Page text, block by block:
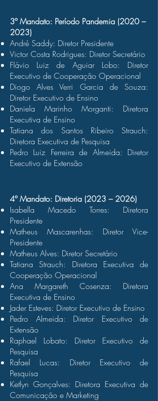
3º Mandato: Período Pandemia (2020 –
2023)
André Saddy: Diretor Presidente
Victor Costa Rodrigues: Diretor Secretário
Flávio Luiz de Aguiar Lobo: Diretor
Executivo de Cooperação Operacional
Diogo Alves Verri Garcia de Souza:
Diretor Executivo de Ensino
Daniela Marinho Morganti: Diretora
Executiva de Ensino
Tatiana dos Santos Ribeiro Strauch:
Diretora Executiva de Pesquisa
Pedro Luiz Ferreira de Almeida: Diretor
Executivo de Extensão
4º Mandato: Diretoria (2023 – 2026)
Isabella Macedo Torres: Diretora
Presidente
Matheus Mascarenhas: Diretor Vice-
Presidente
Matheus Alves: Diretor Secretário
Tatiana Strauch: Diretora Executiva de
Cooperação Operacional
Ana Margareth Cosenza: Diretora
Executiva de Ensino
Jader Esteves: Diretor Executivo de Ensino
Pedro Almeida: Diretor Executivo de
Extensão
Raphael Lobato: Diretor Executivo de
Pesquisa
Rafael Lucas: Diretor Executivo de
Pesquisa
Ketlyn Gonçalves: Diretora Executiva de
Comunicação e Marketing